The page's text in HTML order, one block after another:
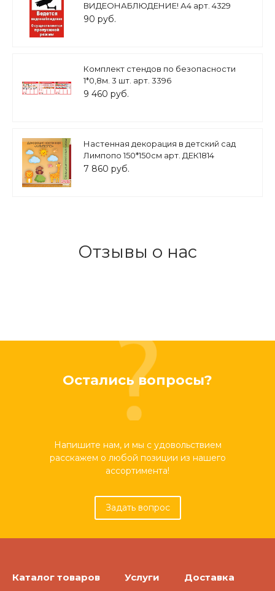
ВИДЕОНАБЛЮДЕНИЕ! А4 арт. 4329
90 руб.
Комплект стендов по безопасности
1*0,8м. 3 шт. арт. 3396
9 460 руб.
Настенная декорация в детский сад
Лимпопо 150*150см арт. ДЕК1814
7 860 руб.
Отзывы о нас
Остались вопросы?
Напишите нам, и мы с удовольствием
расскажем о любой позиции из нашего
ассортимента!
Задать вопрос
Каталог товаров Услуги Доставка